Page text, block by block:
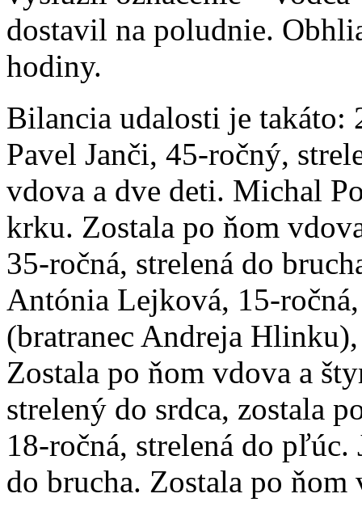
dostavil na poludnie.
hodiny.
Bilancia udalosti je takáto:
Pavel Janči, 45-ročný,
vdova a dve deti. Michal
krku. Zostala po ňom
35-ročná, strelená do
Antónia Lejková, 15-
(bratranec Andreja
Zostala po ňom vdova a
strelený do srdca, zostala
18-ročná, strelená do
do brucha. Zostala po